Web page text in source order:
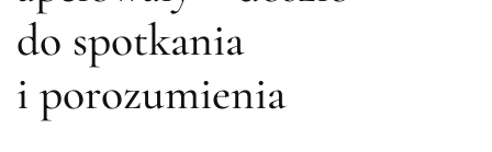
do spotkania
i porozumienia